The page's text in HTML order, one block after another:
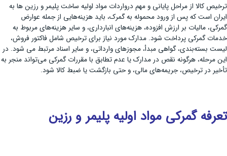
ترخیص کالا از مراحل پایانی و مهم درواردات مواد اولیه ساخت پلیمر و رزین ها به
ایران است که پس از ورود محموله به گمرک، باید هزینه‌هایی از جمله عوارض
گمرکی، مالیات بر ارزش افزوده، هزینه‌های انبارداری، و سایر هزینه‌های مربوط به
خدمات گمرکی پرداخت شود. مدارک مورد نیاز برای ترخیص شامل فاکتور فروش،
لیست بسته‌بندی، گواهی مبدأ، مجوزهای وارداتی، و سایر اسناد مرتبط می شود. در
این مرحله، هرگونه نقص در مدارک یا عدم تطابق با مقررات گمرکی می‌تواند منجر به
تأخیر در ترخیص، جریمه‌های مالی، و حتی بازگشت یا ضبط کالا شود.
تعرفه گمرکی مواد اولیه پلیمر و رزین